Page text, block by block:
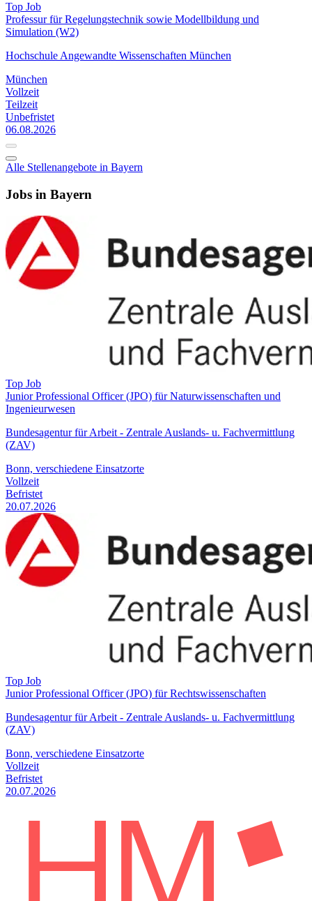
Top Job
Professur für Regelungs­technik sowie Modell­bildung und
Simulation (W2)
Hochschule Angewandte Wissenschaften München
München
Vollzeit
Teilzeit
Unbefristet
06.08.2026
Alle Stellenangebote in Bayern
Jobs in Bayern
Top Job
Junior Professional Officer (JPO) für Naturwissenschaften und
Ingenieurwesen
Bundesagentur für Arbeit - Zentrale Auslands- u. Fachvermittlung
(ZAV)
Bonn, verschiedene Einsatzorte
Vollzeit
Befristet
20.07.2026
Top Job
Junior Professional Officer (JPO) für Rechtswissenschaften
Bundesagentur für Arbeit - Zentrale Auslands- u. Fachvermittlung
(ZAV)
Bonn, verschiedene Einsatzorte
Vollzeit
Befristet
20.07.2026